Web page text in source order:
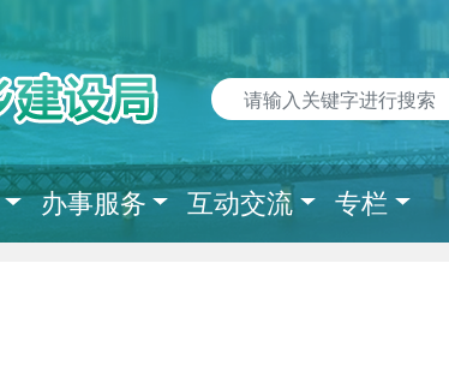
办事服务 互动交流 专栏